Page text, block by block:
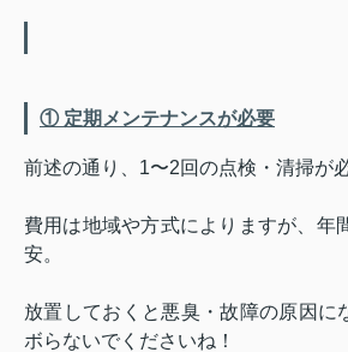
① 定期メンテナンスが必要
前述の通り、1〜2回の点検・清掃が
費用は地域や方式によりますが、年
安。
放置しておくと悪臭・故障の原因に
ボらないでくださいね！